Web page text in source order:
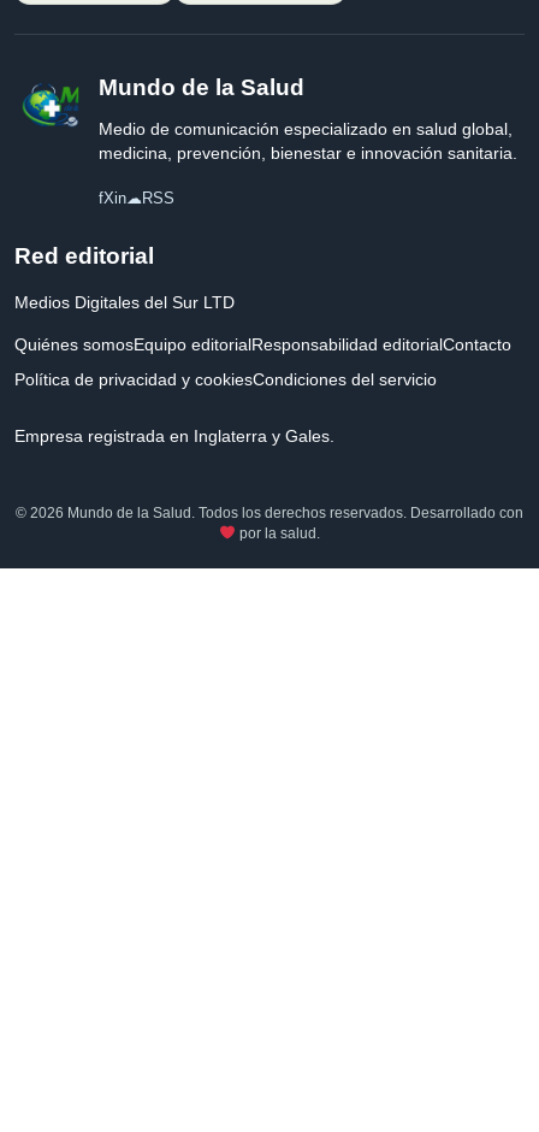
Mundo de la Salud
Medio de comunicación especializado en salud global,
medicina, prevención, bienestar e innovación sanitaria.
fXin☁RSS
Red editorial
Medios Digitales del Sur LTD
Quiénes somosEquipo editorialResponsabilidad editorialContacto
Política de privacidad y cookiesCondiciones del servicio
Empresa registrada en Inglaterra y Gales.
© 2026 Mundo de la Salud. Todos los derechos reservados. Desarrollado con
por la salud.